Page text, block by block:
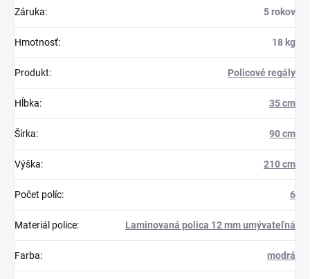
Záruka: 5 rokov
Hmotnosť: 18 kg
Produkt: Policové regály
Hĺbka: 35 cm
Šírka: 90 cm
Výška: 210 cm
Počet políc: 6
Materiál police: Laminovaná polica 12 mm umývateľná
Farba: modrá